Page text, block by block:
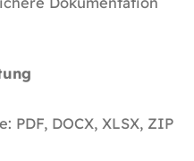
PDF, DOCX, XLSX, ZIP